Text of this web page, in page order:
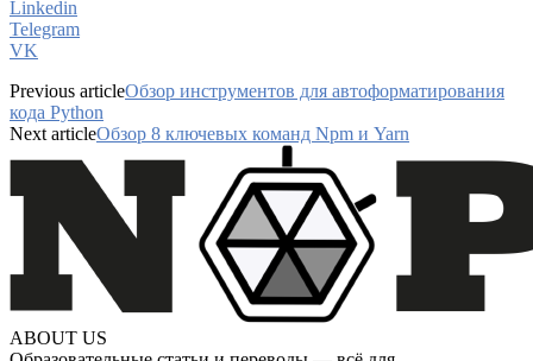
Linkedin
Telegram
VK
Previous articleОбзор инструментов для автоформатирования
кода Python
Next articleОбзор 8 ключевых команд Npm и Yarn
ABOUT US